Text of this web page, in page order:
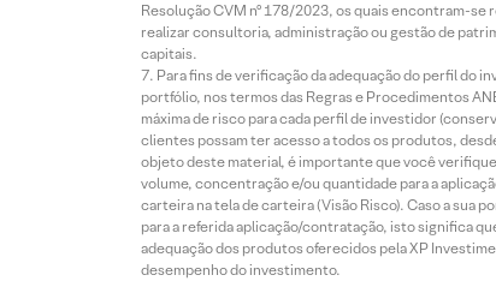
Resolução CVM nº 178/2023, os quais encontram-
realizar consultoria, administração ou gestão de
capitais.
Para fins de verificação da adequação do perfil do
portfólio, nos termos das Regras e Procedimentos
máxima de risco para cada perfil de investidor
clientes possam ter acesso a todos os produtos,
objeto deste material, é importante que você
volume, concentração e/ou quantidade para a
carteira na tela de carteira (Visão Risco). Caso a sua
para a referida aplicação/contratação, isto significa
adequação dos produtos oferecidos pela XP
desempenho do investimento.